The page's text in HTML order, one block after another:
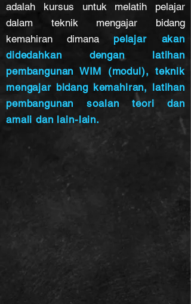
adalah kursus untuk melatih pelajar
dalam teknik mengajar bidang
kemahiran dimana
pelajar akan
didedahkan dengan latihan
pembangunan WIM (modul), teknik
mengajar bidang kemahiran, latihan
pembangunan soalan teori dan
amali dan lain-lain.